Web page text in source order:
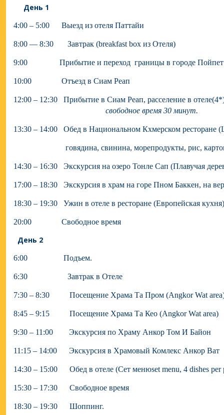
День 1
4:00 – 5:00 Выезд из отеля Паттайи
8:00 — 8:30 Завтрак (breakfast box из Отеля)
9:00 Прибытие и переход границы в городе Пойпет
10:00 Отъезд в Сиам Реап
12:00 – 12:30 Прибытие в Сиам Реап, расселение в
свободное время 30 минут.
13:30 – 14:00 Обед в Национальном Кхмерском ресторане
говядина, свинина, морепродукты, рис,
14:30 – 16:30 Экскурсия на озеро Тонле Сап (Плавучая
17:00 – 18:30 Экскурсия в храм на горе Пном Баккен, на
18:30 – 19:30 Ужин в отеле в ресторане (Европейская кухня)
20:00 Свободное время
День 2
6:00 Подъем.
6:30 Завтрак в Отеле
7:30 – 8:30 Посещение Храма Та Пром (Angkor Wat
8:45 – 9:15 Посещение Храма Та Кео (Angkor Wat area)
9:30 – 11:00 Экскурсия по Храму Анкор Том И Байон
11:15 – 14:00 Экскурсия в Храмовый Комлекс Анкор Ват
14:30 – 15:00 Обед в отеле (Сет менюset menu, 4 dishes per
15:30 – 17:30 Свободное время
18:30 – 19:30 Шоппинг.